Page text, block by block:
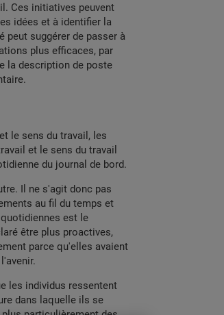
Ces initiatives peuvent
idées et à identifier la
peut suggérer de passer à
plus efficaces, par
la description de poste
le sens du travail, les
et le sens du travail
du journal de bord.
Il ne s'agit donc pas
au fil du temps et
est le
être plus proactives,
parce qu'elles avaient
les individus ressentent
dans laquelle ils se